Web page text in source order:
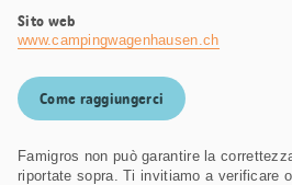
Sito web
www.campingwagenhausen.ch
Come raggiungerci
Famigros non può garantire la
riportate sopra. Ti invitiamo a verificare